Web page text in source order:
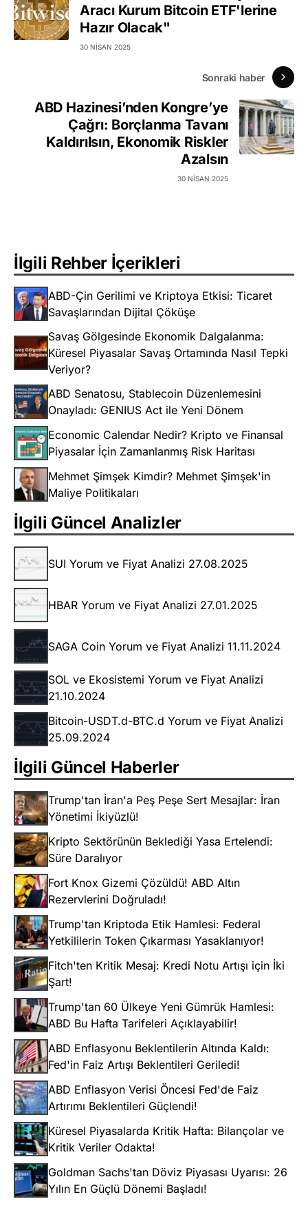
Aracı Kurum Bitcoin ETF'lerine
Hazır Olacak"
30 NISAN 2025
Sonraki haber
ABD Hazinesi’nden Kongre’ye
Çağrı: Borçlanma Tavanı
Kaldırılsın, Ekonomik Riskler
Azalsın
30 NISAN 2025
İlgili Rehber İçerikleri
ABD-Çin Gerilimi ve Kriptoya Etkisi: Ticaret
Savaşlarından Dijital Çöküşe
Savaş Gölgesinde Ekonomik Dalgalanma:
Küresel Piyasalar Savaş Ortamında Nasıl Tepki
Veriyor?
ABD Senatosu, Stablecoin Düzenlemesini
Onayladı: GENIUS Act ile Yeni Dönem
Economic Calendar Nedir? Kripto ve Finansal
Piyasalar İçin Zamanlanmış Risk Haritası
Mehmet Şimşek Kimdir? Mehmet Şimşek'in
Maliye Politikaları
İlgili Güncel Analizler
SUI Yorum ve Fiyat Analizi 27.08.2025
HBAR Yorum ve Fiyat Analizi 27.01.2025
SAGA Coin Yorum ve Fiyat Analizi 11.11.2024
SOL ve Ekosistemi Yorum ve Fiyat Analizi
21.10.2024
Bitcoin-USDT.d-BTC.d Yorum ve Fiyat Analizi
25.09.2024
İlgili Güncel Haberler
Trump'tan İran'a Peş Peşe Sert Mesajlar: İran
Yönetimi İkiyüzlü!
Kripto Sektörünün Beklediği Yasa Ertelendi:
Süre Daralıyor
Fort Knox Gizemi Çözüldü! ABD Altın
Rezervlerini Doğruladı!
Trump'tan Kriptoda Etik Hamlesi: Federal
Yetkililerin Token Çıkarması Yasaklanıyor!
Fitch'ten Kritik Mesaj: Kredi Notu Artışı için İki
Şart!
Trump'tan 60 Ülkeye Yeni Gümrük Hamlesi:
ABD Bu Hafta Tarifeleri Açıklayabilir!
ABD Enflasyonu Beklentilerin Altında Kaldı:
Fed'in Faiz Artışı Beklentileri Geriledi!
ABD Enflasyon Verisi Öncesi Fed'de Faiz
Artırımı Beklentileri Güçlendi!
Küresel Piyasalarda Kritik Hafta: Bilançolar ve
Kritik Veriler Odakta!
Goldman Sachs'tan Döviz Piyasası Uyarısı: 26
Yılın En Güçlü Dönemi Başladı!